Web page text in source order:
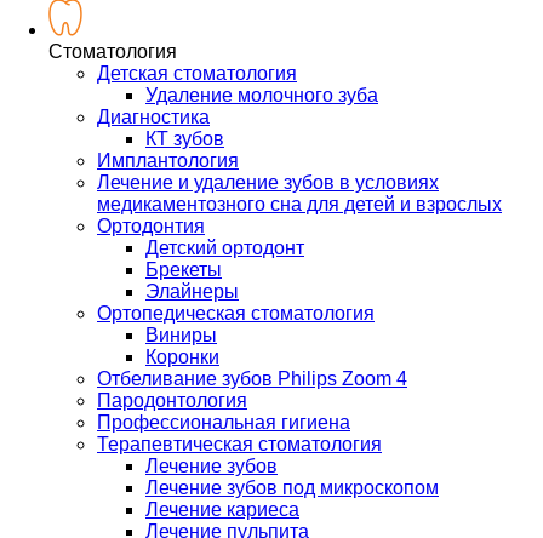
Стоматология
Детская стоматология
Удаление молочного зуба
Диагностика
КТ зубов
Имплантология
Лечение и удаление зубов в условиях
медикаментозного сна для детей и взрослых
Ортодонтия
Детский ортодонт
Брекеты
Элайнеры
Ортопедическая стоматология
Виниры
Коронки
Отбеливание зубов Philips Zoom 4
Пародонтология
Профессиональная гигиена
Терапевтическая стоматология
Лечение зубов
Лечение зубов под микроскопом
Лечение кариеса
Лечение пульпита